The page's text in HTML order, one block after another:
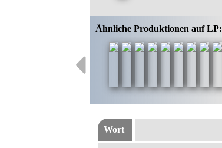
Ähnliche Produktionen auf LP:
Wort